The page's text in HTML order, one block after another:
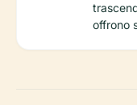
offrono